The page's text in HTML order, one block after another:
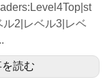
2|レベル3|レベ
読む